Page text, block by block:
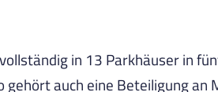
in 13 Parkhäuser in
auch eine Beteiligung an